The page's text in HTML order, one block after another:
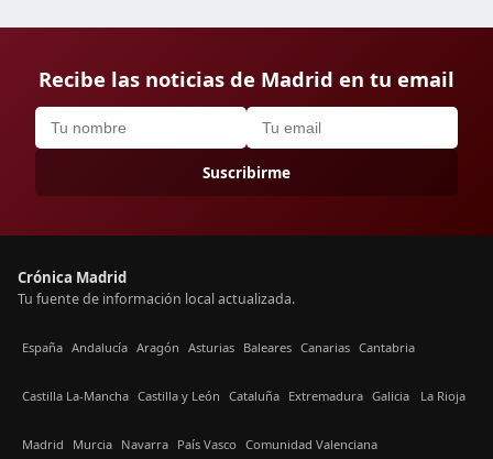
Recibe las noticias de Madrid en tu email
Suscribirme
Crónica Madrid
Tu fuente de información local actualizada.
España Andalucía Aragón Asturias Baleares Canarias Cantabria
Castilla La-Mancha Castilla y León Cataluña Extremadura Galicia La Rioja
Madrid Murcia Navarra País Vasco Comunidad Valenciana